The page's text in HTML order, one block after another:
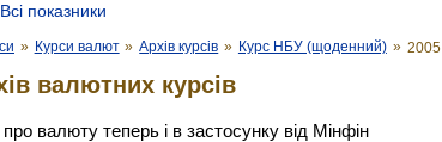
Всі показники
» Курси валют » Архів курсів » Курс НБУ (щоденний) » 2005
валютних курсів
валюту теперь і в застосунку від Мінфін